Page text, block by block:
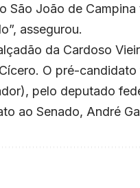
São João de
assegurou.
da Cardoso
O pré-
pelo deputado
ao Senado, André